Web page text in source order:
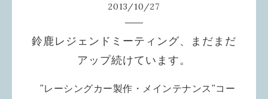
2013/10/27
鈴鹿レジェンドミーティング、まだまだ
アップ続けています。
"レーシングカー製作・メインテナンス"コー